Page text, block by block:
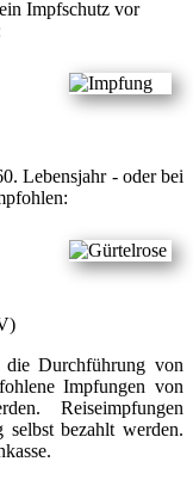
Impfschutz vor
Lebensjahr - oder bei
Durchführung von
Impfungen von
Reiseimpfungen
selbst bezahlt werden.